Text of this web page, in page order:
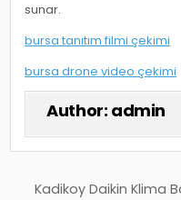
sunar.
bursa tanıtım filmi çekimi
bursa drone video çekimi
Author: admin
Yazı
Kadikoy Daikin Klima